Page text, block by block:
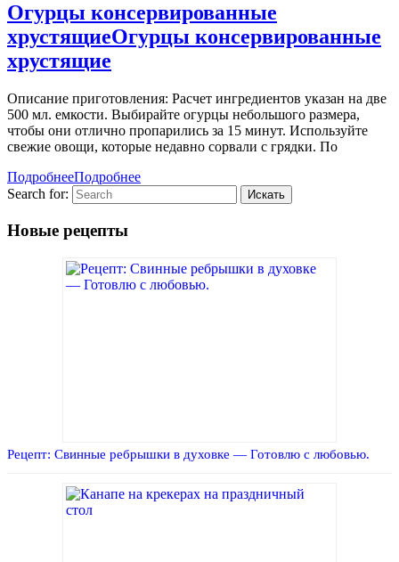
Огурцы консервированные
хрустящиеОгурцы консервированные
хрустящие
Описание приготовления: Расчет ингредиентов указан на две
500 мл. емкости. Выбирайте огурцы небольшого размера,
чтобы они отлично пропарились за 15 минут. Используйте
свежие овощи, которые недавно сорвали с грядки. По
ПодробнееПодробнее
Search for:
Новые рецепты
Рецепт: Свинные ребрышки в духовке — Готовлю с любовью.